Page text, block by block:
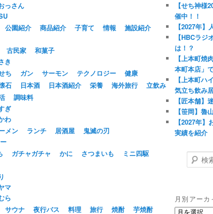
っさん
公園紹介 商品紹介 子育て 情報
施設紹介
古民家
和菓子
き
ち ガン サーモン テクノロジー
健康
石 日本酒 日本酒紹介 栄養 海外旅行
立飲み
調味料
ぎ
わ
メン ランチ 居酒屋
鬼滅の刃
ガチャガチャ かに さつまいも
ミニ四駆
マ
ら
サウナ 夜行バス 料理 旅行 焼酎
芋焼酎
【せち神
催中！！
【2027年
【HBCラ
は！？
【上本町
本町本店」
【上本町
気立ち飲み
【匠本舗
【笹岡】魯
【2027年
実績を紹介
検
索
月別アーカ
月